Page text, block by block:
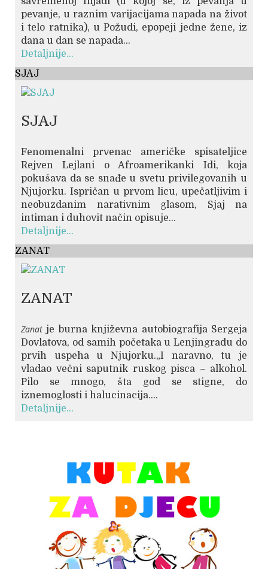
pevanje, u raznim varijacijama napada na život
i telo ratnika), u Požudi, epopeji jedne žene, iz
dana u dan se napada...
Detaljnije...
SJAJ
SJAJ
Fenomenalni prvenac američke spisateljice
Rejven Lejlani o Afroamerikanki Idi, koja
pokušava da se snađe u svetu privilegovanih u
Njujorku. Ispričan u prvom licu, upečatljivim i
neobuzdanim narativnim glasom, Sjaj na
intiman i duhovit način opisuje...
Detaljnije...
ZANAT
ZANAT
Zanat je burna književna autobiografija Sergeja
Dovlatova, od samih početaka u Lenjingradu do
prvih uspeha u Njujorku.„I naravno, tu je
vladao večni saputnik ruskog pisca – alkohol.
Pilo se mnogo, šta god se stigne, do
iznemoglosti i halucinacija....
Detaljnije...